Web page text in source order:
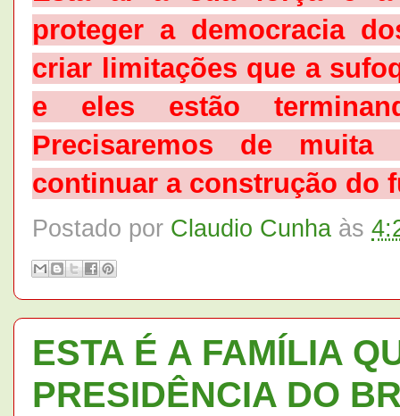
proteger a democracia
criar limitações que a
e eles estão
Precisaremos de
continuar a construção do
Postado por Claudio Cunha às
ESTA É A FAMÍLIA
PRESIDÊNCIA DO